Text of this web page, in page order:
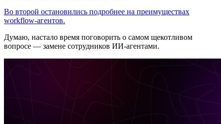
Во второй остановились подробнее на преимуществах
workflow-агентов.
Думаю, настало время поговорить о самом щекотливом
вопросе — замене сотрудников ИИ-агентами.